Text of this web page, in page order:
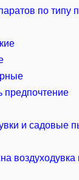
по типу
предпочтение
и садовые